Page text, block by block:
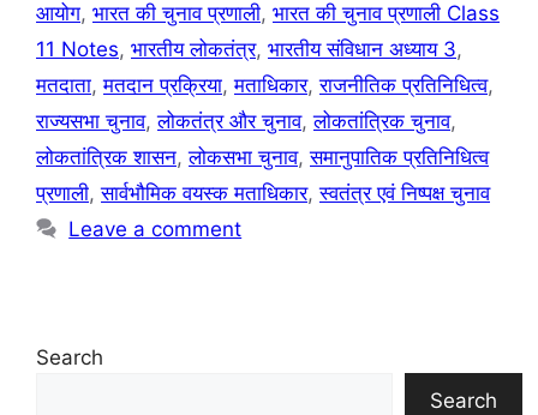
आयोग, भारत की चुनाव प्रणाली, भारत की चुनाव प्रणाली Class
11 Notes, भारतीय लोकतंत्र, भारतीय संविधान अध्याय 3,
मतदाता,मतदान प्रक्रिया,मताधिकार,राजनीतिक प्रतिनिधित्व,
राज्यसभा चुनाव,लोकतंत्र और चुनाव,लोकतांत्रिक चुनाव,
लोकतांत्रिक शासन,लोकसभा चुनाव,समानुपातिक प्रतिनिधित्व
प्रणाली,सार्वभौमिक वयस्क मताधिकार,स्वतंत्र एवं निष्पक्ष चुनाव
Leave a comment
Search
Search